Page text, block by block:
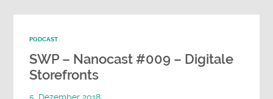
PODCAST
SWP – Nanocast #009 – Digitale
Storefronts